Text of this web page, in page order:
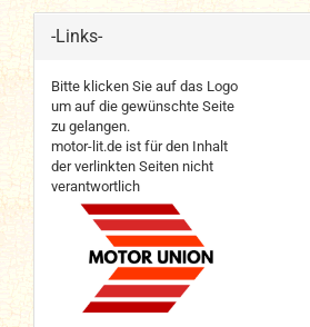
-Links-
Bitte klicken Sie auf das Logo
um auf die gewünschte Seite
zu gelangen.
motor-lit.de ist für den Inhalt
der verlinkten Seiten nicht
verantwortlich